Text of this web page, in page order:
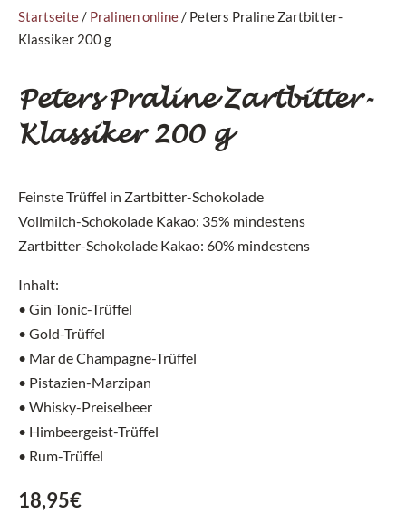
Startseite/ Pralinen online/ Peters Praline Zartbitter-
Klassiker 200 g
Peters Praline Zartbitter-
Klassiker 200 g
Feinste Trüffel in Zartbitter-Schokolade
Vollmilch-Schokolade Kakao: 35% mindestens
Zartbitter-Schokolade Kakao: 60% mindestens
Inhalt:
• Gin Tonic-Trüffel
• Gold-Trüffel
• Mar de Champagne-Trüffel
• Pistazien-Marzipan
• Whisky-Preiselbeer
• Himbeergeist-Trüffel
• Rum-Trüffel
18,95€